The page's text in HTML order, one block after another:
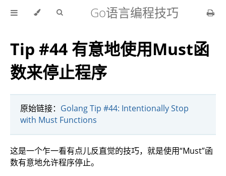
Go语言编程技巧
Tip #44 有意地使用Must函
数来停止程序
原始链接： Golang Tip #44: Intentionally Stop
with Must Functions
这是一个乍一看有点儿反直觉的技巧，就是使用“Must”函
数有意地允许程序停止。